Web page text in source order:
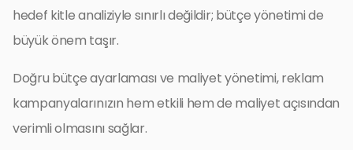
hedef kitle analiziyle sınırlı değildir; bütçe yönetimi de
büyük önem taşır.
Doğru bütçe ayarlaması ve maliyet yönetimi, reklam
kampanyalarınızın hem etkili hem de maliyet açısından
verimli olmasını sağlar.